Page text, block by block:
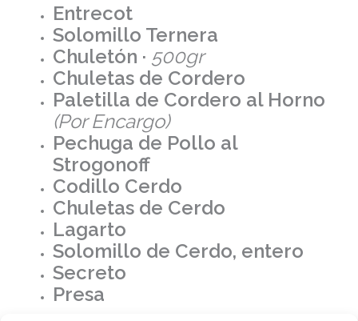
Entrecot
Solomillo Ternera
Chuletón · 500gr
Chuletas de Cordero
Paletilla de Cordero al Horno
(Por Encargo)
Pechuga de Pollo al
Strogonoff
Codillo Cerdo
Chuletas de Cerdo
Lagarto
Solomillo de Cerdo, entero
Secreto
Presa